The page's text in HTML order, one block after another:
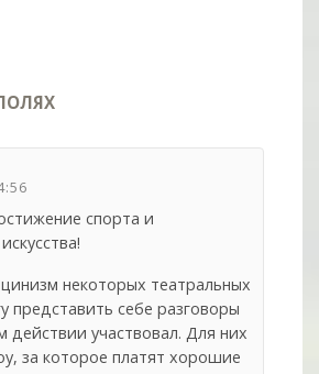
спорта и
некоторых театральных
представить себе разговоры
действии участвовал. Для них
за которое платят хорошие